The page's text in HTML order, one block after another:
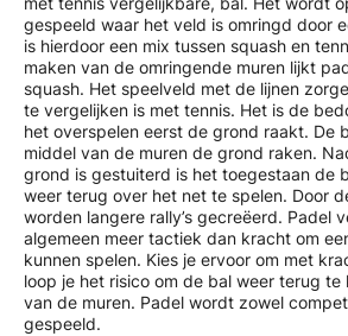
gespeeld waar het veld is omringd door
is hierdoor een mix tussen squash en
maken van de omringende muren lijkt
squash. Het speelveld met de lijnen
te vergelijken is met tennis. Het is de
het overspelen eerst de grond raakt. De
middel van de muren de grond raken.
grond is gestuiterd is het toegestaan de
weer terug over het net te spelen. Door
worden langere rally’s gecreëerd. Padel
algemeen meer tactiek dan kracht om
kunnen spelen. Kies je ervoor om met
loop je het risico om de bal weer terug
van de muren. Padel wordt zowel
gespeeld.